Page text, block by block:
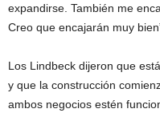
expandirse. También me
Creo que encajarán muy
Los Lindbeck dijeron que
y que la construcción
ambos negocios estén